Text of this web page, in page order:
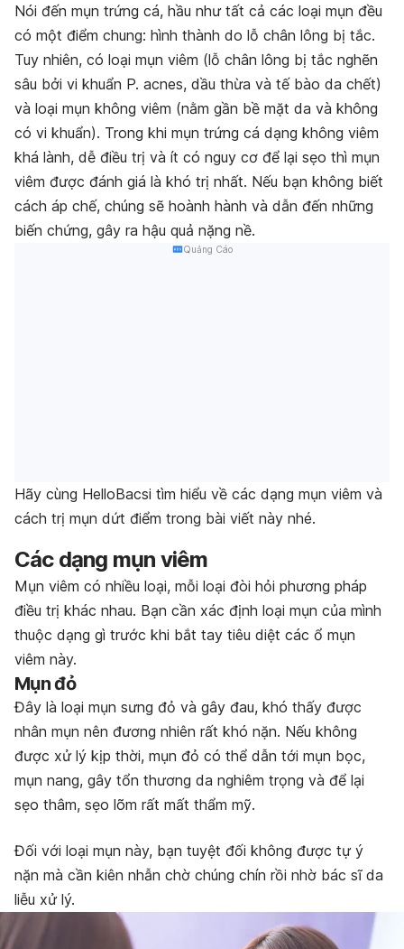
Nói đến mụn trứng cá, hầu như tất cả các loại mụn đều
có một điểm chung: hình thành do lỗ chân lông bị tắc.
Tuy nhiên, có loại mụn viêm (lỗ chân lông bị tắc nghẽn
sâu bởi vi khuẩn P. acnes, dầu thừa và tế bào da chết)
và loại mụn không viêm (nằm gần bề mặt da và không
có vi khuẩn). Trong khi mụn trứng cá dạng không viêm
khá lành, dễ điều trị và ít có nguy cơ để lại sẹo thì mụn
viêm được đánh giá là khó trị nhất. Nếu bạn không biết
cách áp chế, chúng sẽ hoành hành và dẫn đến những
biến chứng, gây ra hậu quả nặng nề.
Quảng Cáo
Hãy cùng HelloBacsi tìm hiểu về các dạng mụn viêm và
cách trị mụn dứt điểm trong bài viết này nhé.
Các dạng mụn viêm
Mụn viêm có nhiều loại, mỗi loại đòi hỏi phương pháp
điều trị khác nhau. Bạn cần xác định loại mụn của mình
thuộc dạng gì trước khi bắt tay tiêu diệt các ổ mụn
viêm này.
Mụn đỏ
Đây là loại mụn sưng đỏ và gây đau, khó thấy được
nhân mụn nên đương nhiên rất khó nặn. Nếu không
được xử lý kịp thời, mụn đỏ có thể dẫn tới mụn bọc,
mụn nang, gây tổn thương da nghiêm trọng và để lại
sẹo thâm, sẹo lõm rất mất thẩm mỹ.
Đối với loại mụn này, bạn tuyệt đối không được tự ý
nặn mà cần kiên nhẫn chờ chúng chín rồi nhờ bác sĩ da
liễu xử lý.